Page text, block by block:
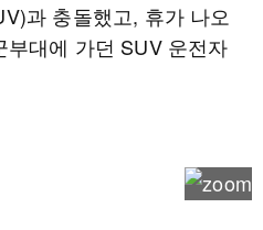
과 충돌했고, 휴가 나오
대에 가던 SUV 운전자